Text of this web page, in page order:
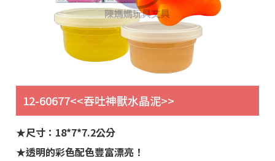
12-60677<<吞吐神獸水晶泥>>
★尺寸：18*7*7.2公分
★透明的彩色配色豐富漂亮！